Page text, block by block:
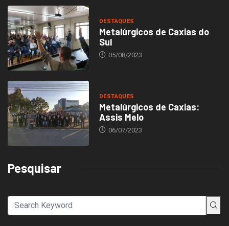
DESTAQUES
Metalúrgicos de Caxias do
Sul
05/08/2023
DESTAQUES
Metalúrgicos de Caxias:
Assis Melo
06/07/2023
Pesquisar